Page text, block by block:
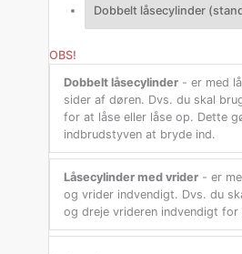
OBS!
Dobbelt låsecylinder - er med
sider af døren. Dvs. du skal
for at låse eller låse op. Dette
indbrudstyven at bryde ind.
Låsecylinder med vrider - er
og vrider indvendigt. Dvs. du
og dreje vrideren indvendigt for